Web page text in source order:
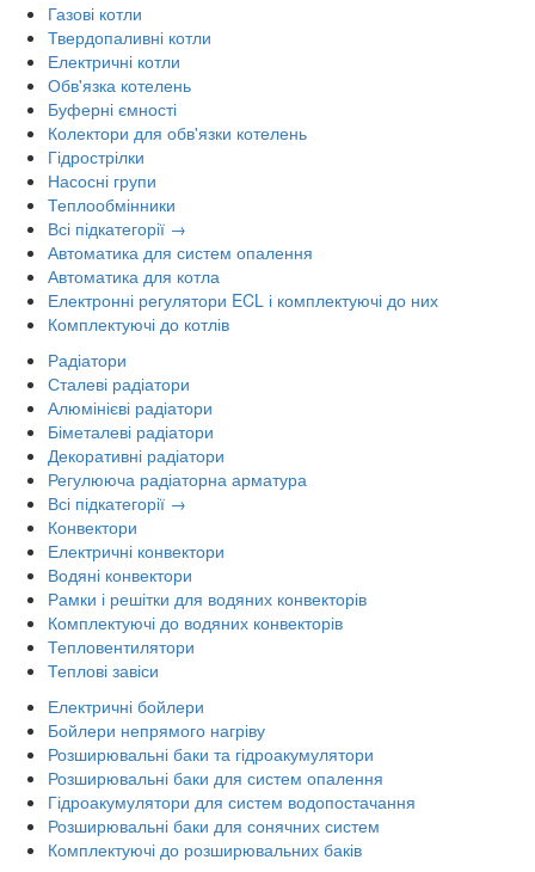
Газові котли
Твердопаливні котли
Електричні котли
Обв'язка котелень
Буферні ємності
Колектори для обв'язки котелень
Гідрострілки
Насосні групи
Теплообмінники
Всі підкатегорії →
Автоматика для систем опалення
Автоматика для котла
Електронні регулятори ECL і комплектуючі до них
Комплектуючі до котлів
Радіатори
Сталеві радіатори
Алюмінієві радіатори
Біметалеві радіатори
Декоративні радіатори
Регулююча радіаторна арматура
Всі підкатегорії →
Конвектори
Електричні конвектори
Водяні конвектори
Рамки і решітки для водяних конвекторів
Комплектуючі до водяних конвекторів
Тепловентилятори
Теплові завіси
Електричні бойлери
Бойлери непрямого нагріву
Розширювальні баки та гідроакумулятори
Розширювальні баки для систем опалення
Гідроакумулятори для систем водопостачання
Розширювальні баки для сонячних систем
Комплектуючі до розширювальних баків